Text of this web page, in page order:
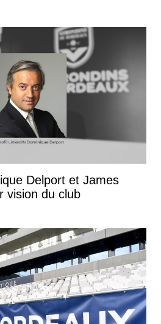
Delport et James
vision du club